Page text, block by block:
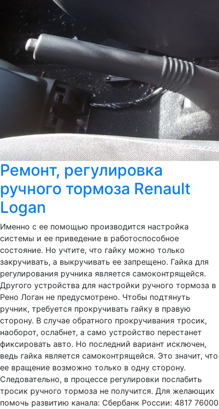
Ремонт, регулировка
ручного тормоза Renault
Logan
Именно с ее помощью производится настройка
системы и ее приведение в работоспособное
состояние. Но учтите, что гайку можно только
закручивать, а выкручивать ее запрещено. Гайка для
регулирования ручника является самоконтрящейся.
Другого устройства для настройки ручного тормоза в
Рено Логан не предусмотрено. Чтобы подтянуть
ручник, требуется прокручивать гайку в правую
сторону. В случае обратного прокручивания тросик,
наоборот, ослабнет, а само устройство перестанет
фиксировать авто. Но последний вариант исключен,
ведь гайка является самоконтрящейся. Это значит, что
ее вращение возможно только в одну сторону.
Следовательно, в процессе регулировки послабить
тросик ручного тормоза не получится. Для желающих
помочь развитию канала: Сбербанк России: 4817 76000